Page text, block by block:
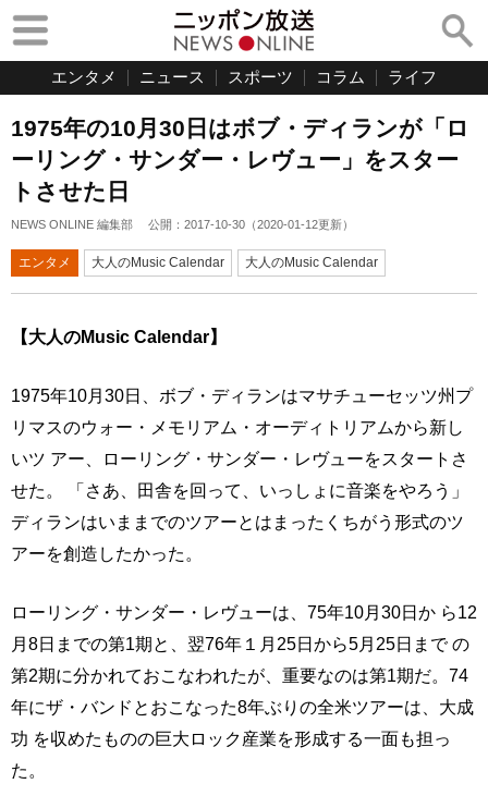
エンタメ ニュース スポーツ コラム ライフ
1975年の10月30日はボブ・ディランが「ロ
ーリング・サンダー・レヴュー」をスター
トさせた日
NEWS ONLINE 編集部 公開： 2017-10-30 （2020-01-12更新）
エンタメ 大人のMusic Calendar 大人のMusic Calendar
【大人のMusic Calendar】
1975年10月30日、ボブ・ディランはマサチューセッツ州プ
リマスのウォー・メモリアム・オーディトリアムから新し
いツ アー、ローリング・サンダー・レヴューをスタートさ
せた。 「さあ、田舎を回って、いっしょに音楽をやろう」
ディランはいままでのツアーとはまったくちがう形式のツ
アーを創造したかった。
ローリング・サンダー・レヴューは、75年10月30日か ら12
月8日までの第1期と、翌76年１月25日から5月25日まで の
第2期に分かれておこなわれたが、重要なのは第1期だ。74
年にザ・バンドとおこなった8年ぶりの全米ツアーは、大成
功 を収めたものの巨大ロック産業を形成する一面も担っ
た。